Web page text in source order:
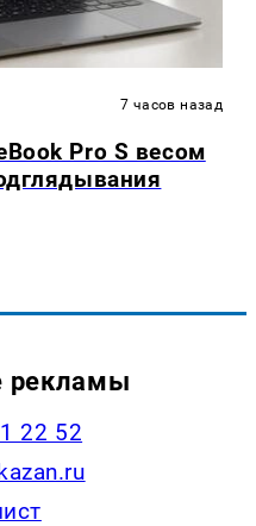
7 часов назад
Pro S весом
рекламы
22 52